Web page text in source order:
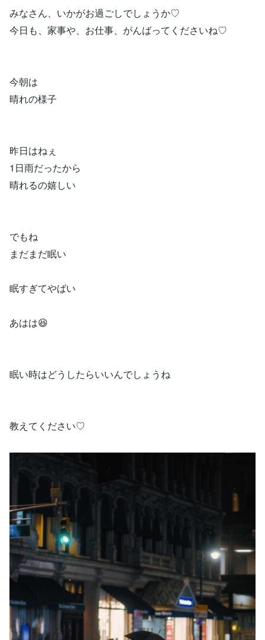
みなさん、いかがお過ごしでしょうか♡
今日も、家事や、お仕事、がんばってくださいね♡
今朝は
晴れの様子
昨日はねぇ
1日雨だったから
晴れるの嬉しい
でもね
まだまだ眠い
眠すぎてやばい
あはは😆
眠い時はどうしたらいいんでしょうね
教えてください♡